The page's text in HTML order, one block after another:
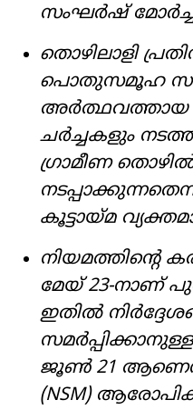
സംഘർഷ് മോർച്ച
തൊഴിലാളി
പൊതുസമൂഹ
അർത്ഥവത്തായ
ചർച്ചകളും
ഗ്രാമീണ
കൂട്ടായ്മ
നിയമത്തിന്റെ
മേയ് 23-നാണ്
ഇതിൽ
ജൂൺ 21
(NSM)